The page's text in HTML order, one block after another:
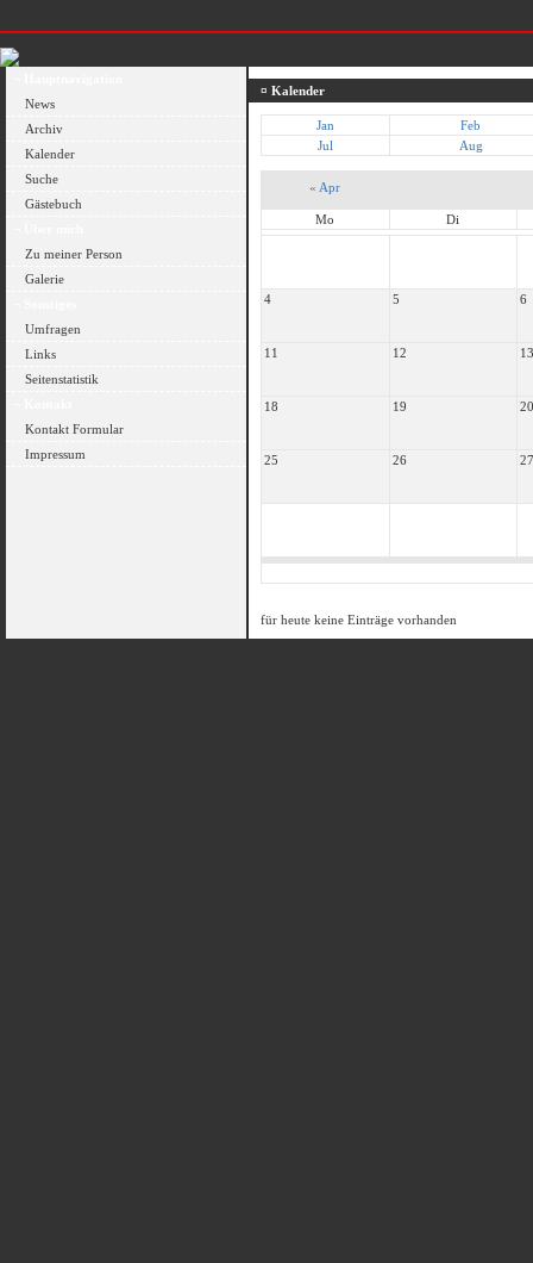
News
Archiv
Kalender
Suche
Gästebuch
Zu meiner Person
Galerie
Umfragen
Links
Seitenstatistik
Kontakt Formular
Impressum
¤ Kalender
Jan
Feb
Jul
Aug
« Apr
Mo Di
4 5 6
11 12 13
18 19 20
25 26 27
für heute keine Einträge vorhanden